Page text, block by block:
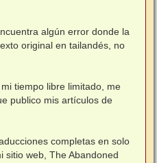
algún error donde la
original en tailandés, no
tiempo libre limitado, me
publico mis artículos de
completas en solo
sitio web, The Abandoned